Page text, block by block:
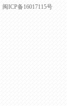
闽ICP备16017115号